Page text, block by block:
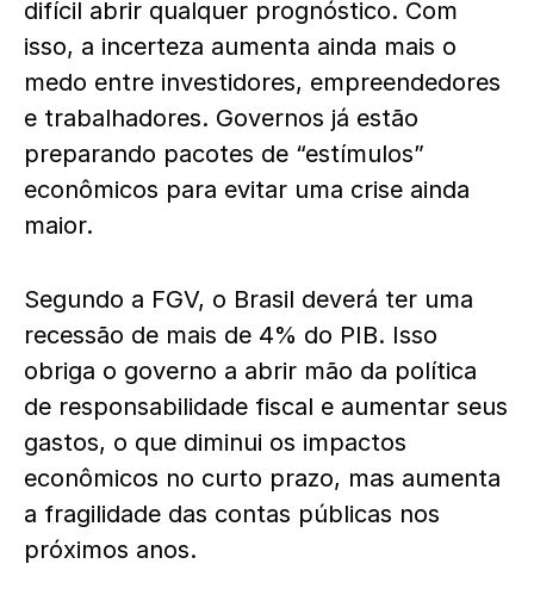
difícil abrir qualquer prognóstico. Com
isso, a incerteza aumenta ainda mais o
medo entre investidores, empreendedores
e trabalhadores. Governos já estão
preparando pacotes de “estímulos”
econômicos para evitar uma crise ainda
maior.
Segundo a FGV, o Brasil deverá ter uma
recessão de mais de 4% do PIB. Isso
obriga o governo a abrir mão da política
de responsabilidade fiscal e aumentar seus
gastos, o que diminui os impactos
econômicos no curto prazo, mas aumenta
a fragilidade das contas públicas nos
próximos anos.